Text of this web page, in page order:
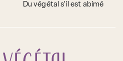
Du végétal s'il est abimé